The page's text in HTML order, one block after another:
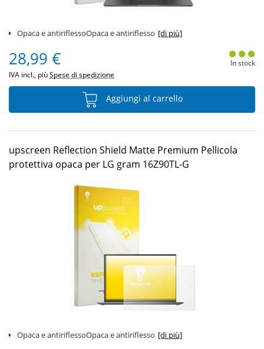
Opaca e antiriflessoOpaca e antiriflesso [di più]
28,99 €
IVA incl., piùSpese di spedizione
In stock
Aggiungi al carrello
upscreen Reflection Shield Matte Premium Pellicola
protettiva opaca per LG gram 16Z90TL-G
Opaca e antiriflessoOpaca e antiriflesso [di più]